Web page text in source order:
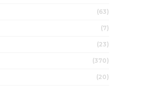
(63)
(7)
(23)
(370)
(20)